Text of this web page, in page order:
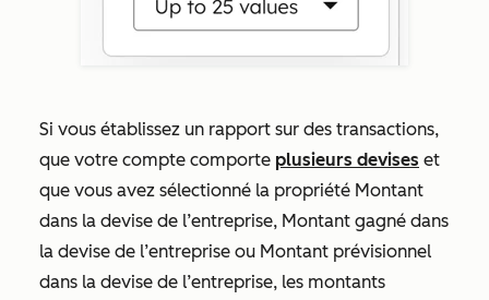
Si vous établissez un rapport sur des transactions,
que votre compte comporte plusieurs devises et
que vous avez sélectionné la propriété Montant
dans la devise de l’entreprise, Montant gagné dans
la devise de l’entreprise ou Montant prévisionnel
dans la devise de l’entreprise, les montants